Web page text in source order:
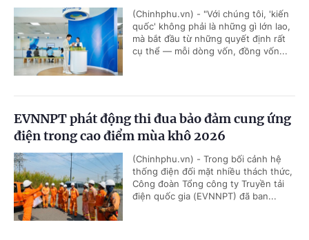
(Chinhphu.vn) - "Với chúng tôi, 'kiến
quốc' không phải là những gì lớn lao,
mà bắt đầu từ những quyết định rất
cụ thể — mỗi dòng vốn, đồng vốn...
EVNNPT phát động thi đua bảo đảm cung ứng
điện trong cao điểm mùa khô 2026
(Chinhphu.vn) - Trong bối cảnh hệ
thống điện đối mặt nhiều thách thức,
Công đoàn Tổng công ty Truyền tải
điện quốc gia (EVNNPT) đã ban...